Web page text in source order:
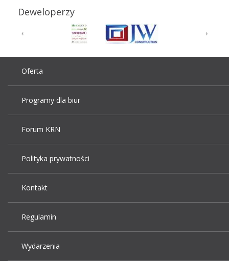
Deweloperzy
Oferta
Programy dla biur
Forum KRN
Polityka prywatności
Kontakt
Regulamin
Wydarzenia